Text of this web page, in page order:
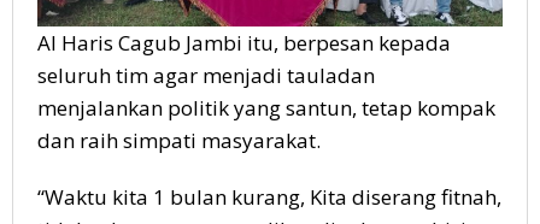
Al Haris Cagub Jambi itu, berpesan kepada
seluruh tim agar menjadi tauladan
menjalankan politik yang santun, tetap kompak
dan raih simpati masyarakat.
“Waktu kita 1 bulan kurang, Kita diserang fitnah,